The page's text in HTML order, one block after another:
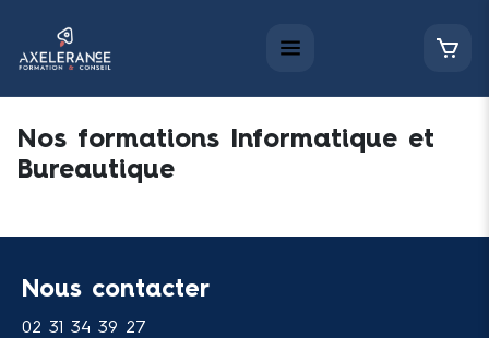
Nos formations Informatique et
Bureautique
Nous contacter
02 31 34 39 27